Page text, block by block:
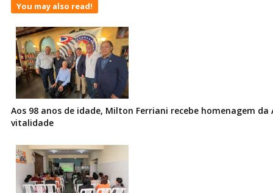
You may also read!
Aos 98 anos de idade, Milton Ferriani recebe homenagem da
vitalidade